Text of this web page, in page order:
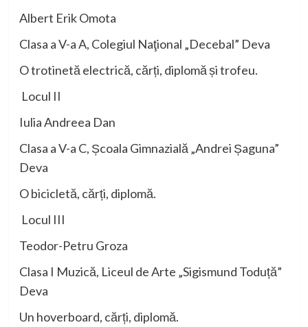
Albert Erik Omota
Clasa a V-a A, Colegiul Naţional „Decebal” Deva
O trotinetă electrică, cărți, diplomă și trofeu.
Locul II
Iulia Andreea Dan
Clasa a V-a C, Școala Gimnazială „Andrei Șaguna”
Deva
O bicicletă, cărți, diplomă.
Locul III
Teodor-Petru Groza
Clasa I Muzică, Liceul de Arte „Sigismund Toduță”
Deva
Un hoverboard, cărți, diplomă.